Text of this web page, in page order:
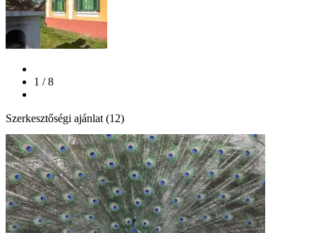
1 / 8
Szerkesztőségi ajánlat (12)